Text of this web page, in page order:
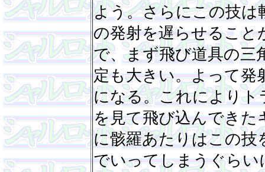
よう。さらにこの技は
の発射を遅らせること
で、まず飛び道具の三
定も大きい。よって発
になる。これにより
を見て飛び込んできた
に骸羅あたりはこの技
でいってしまうぐら